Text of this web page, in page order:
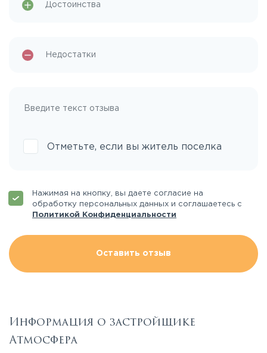
Отметьте, если вы житель поселка
Нажимая на кнопку, вы даете согласие на
обработку персональных данных и соглашаетесь с
Политикой Конфиденциальности
Оставить отзыв
Информация о застройщике
Атмосфера